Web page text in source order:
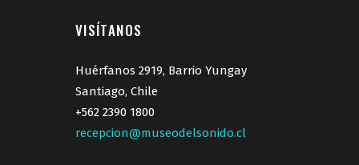
VISÍTANOS
Huérfanos 2919, Barrio Yungay
Santiago, Chile
+562 2390 1800
recepcion@museodelsonido.cl